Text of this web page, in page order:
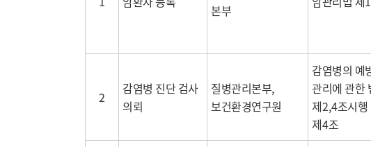
목
본부
2
감염병 진단 검사
의뢰
질병관리본부,
보건환경연구원
감염병의 예
관리에 관한
제2,4조시행
제4조